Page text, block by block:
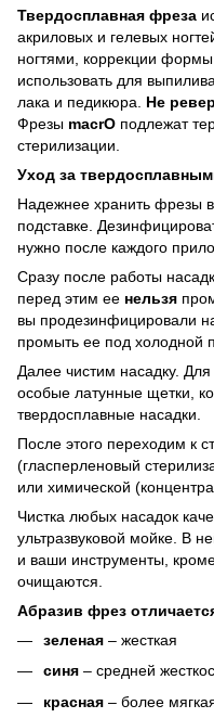
Твердосплавная фреза
акриловых и гелевых
ногтями, коррекции
использовать для
лака и педикюра. Не
Фрезы macrO подлежат
стерилизации.
Уход за
Надежнее хранить фрезы
подставке.
нужно после каждого
Сразу после работы
перед этим ее нельзя
вы продезинфицировали
промыть ее под холодной
Далее чистим насадку.
особые латунные щетки,
твердосплавные насадки.
После этого переходим к
(гласперленовый
или химической
Чистка любых насадок
ультразвуковой мойке. В
и ваши инструменты,
очищаются.
Абразив фрез
зеленая – жесткая
синя – средней
красная – более